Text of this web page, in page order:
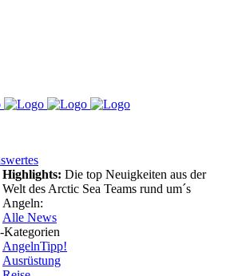
Highlights: Die top Neuigkeiten aus der
Welt des Arctic Sea Teams rund um´s
Angeln:
Alle News
Kategorien
AngelnTipp!
Ausrüstung